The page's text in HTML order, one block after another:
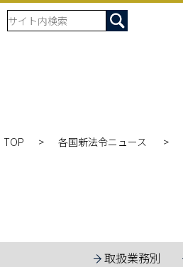
TOP 各国新法令ニュース
取扱業務別